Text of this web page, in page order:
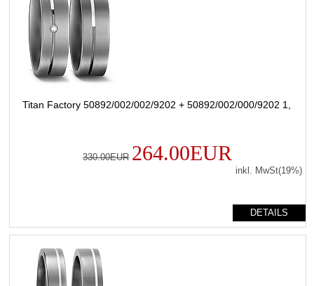
Titan Factory 50892/002/002/9202 + 50892/002/000/9202 1,
330.00EUR 264.00EUR
inkl. MwSt(19%)
DETAILS